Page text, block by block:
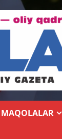
MAQOLALAR